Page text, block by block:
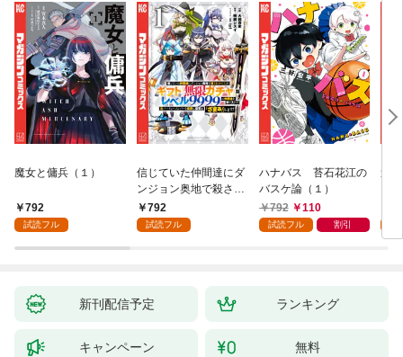
魔女と傭兵（１）
792
試読フル
信じていた仲間達にダ
ンジョン奥地で殺され
かけたがギフト『無限
ガチャ』でレベル９９
（１）
792
試読フル
ハナバス 苔石花江の
バスケ論（１）
792
110
試読フル 割引
追
強
～
新刊配信予定 ランキング
キャンペーン 無料